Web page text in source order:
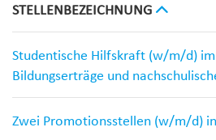
STELLENBEZEICHNUNG
Studentische Hilfskraft (w/m/d)
Bildungserträge und
Zwei Promotionsstellen (w/m/d) in